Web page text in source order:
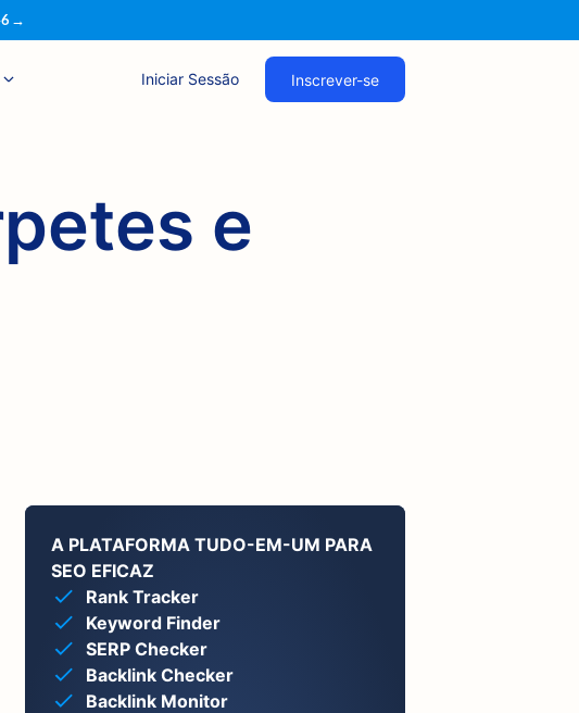
→
Iniciar Sessão Inscrever-se
e
A PLATAFORMA TUDO-EM-UM PARA
SEO EFICAZ
Rank Tracker
Keyword Finder
SERP Checker
Backlink Checker
Backlink Monitor